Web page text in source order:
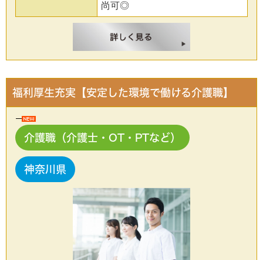
尚可◎
福利厚生充実【安定した環境で働ける介護職】
介護職（介護士・OT・PTなど）
神奈川県